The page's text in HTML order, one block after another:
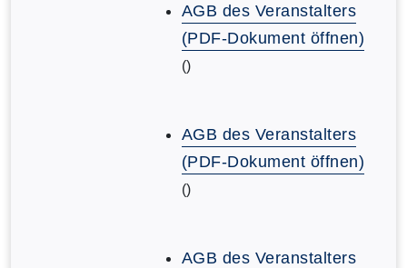
AGB des Veranstalters
(PDF-Dokument öffnen)
()
AGB des Veranstalters
(PDF-Dokument öffnen)
()
AGB des Veranstalters